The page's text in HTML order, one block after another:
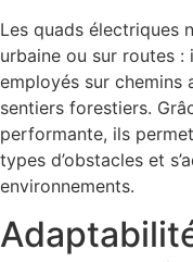
Les quads électriques
urbaine ou sur routes
employés sur chemins
sentiers forestiers.
performante, ils
types d’obstacles et
environnements.